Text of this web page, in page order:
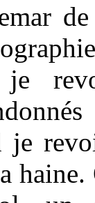
je
je